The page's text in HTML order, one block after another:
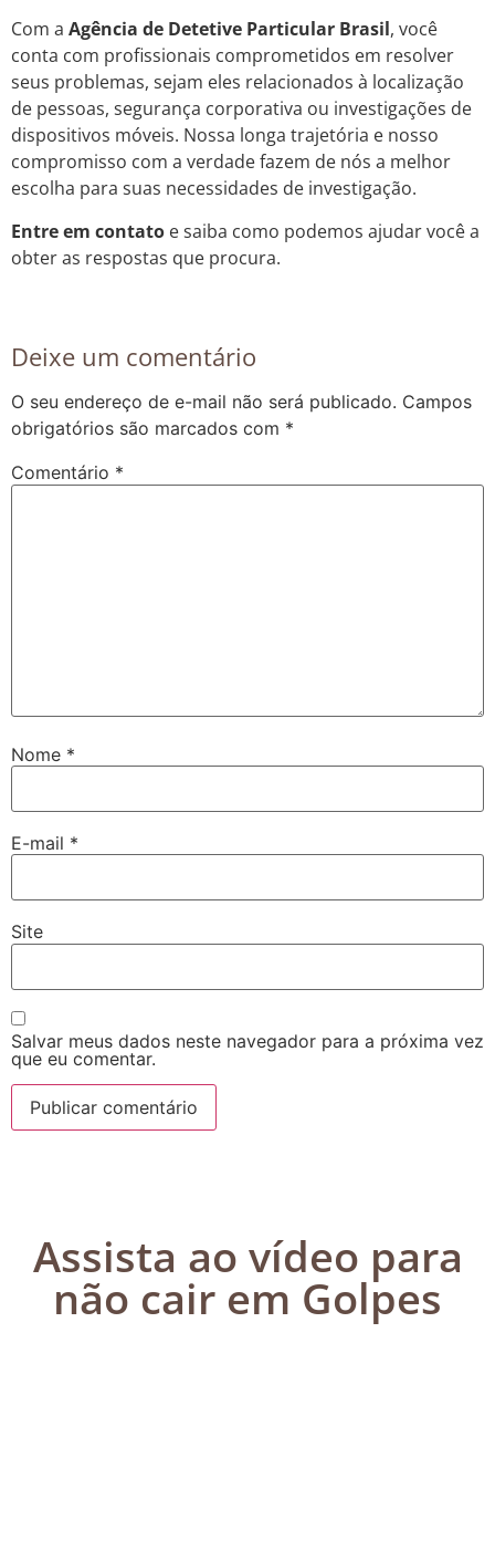
Com a Agência de Detetive Particular Brasil, você
conta com profissionais comprometidos em resolver
seus problemas, sejam eles relacionados à localização
de pessoas, segurança corporativa ou investigações de
dispositivos móveis. Nossa longa trajetória e nosso
compromisso com a verdade fazem de nós a melhor
escolha para suas necessidades de investigação.
Entre em contato e saiba como podemos ajudar você a
obter as respostas que procura.
Deixe um comentário
O seu endereço de e-mail não será publicado. Campos
obrigatórios são marcados com *
Comentário *
Nome *
E-mail *
Site
Salvar meus dados neste navegador para a próxima vez
que eu comentar.
Assista ao vídeo para
não cair em Golpes